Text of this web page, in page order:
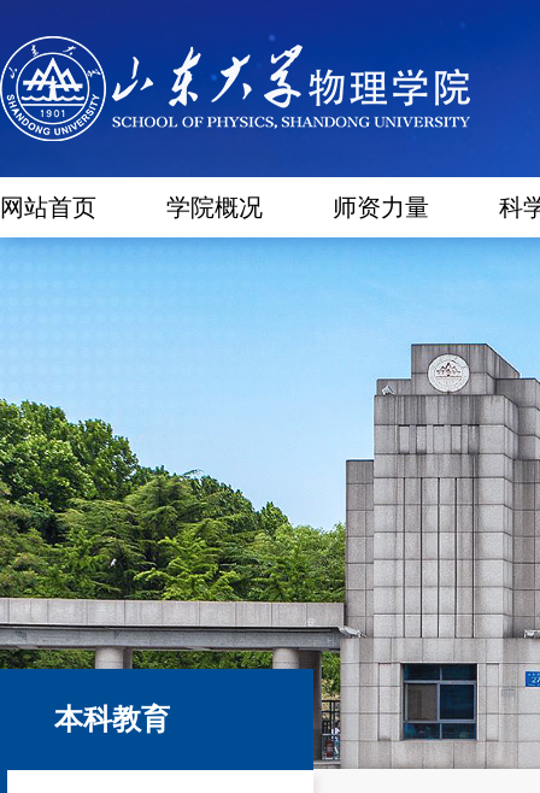
网站首页 学院概况 师资力量 科
本科教育